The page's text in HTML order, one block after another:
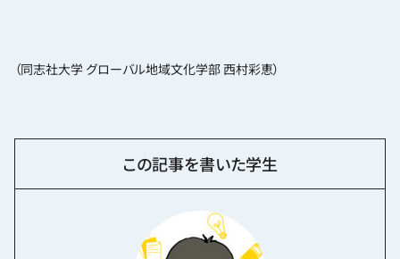
（同志社大学 グローバル地域文化学部 西村彩恵）
この記事を書いた学生